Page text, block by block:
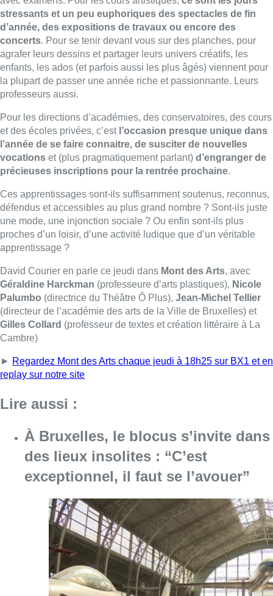
précieuses inscriptions pour la rentrée prochaine.
Ces apprentissages sont-ils suffisamment soutenus, reconnus,
défendus et accessibles au plus grand nombre ? Sont-ils juste
une mode, une injonction sociale ? Ou enfin sont-ils plus
proches d’un loisir, d’une activité ludique que d’un véritable
apprentissage ?
Géraldine Harckman(professeure d’arts plastiques),Nicole
Palumbo(directrice du Théâtre Ô Plus),Jean-Michel Tellier
(directeur de l’académie des arts de la Ville de Bruxelles) et
Gilles Collard(professeur de textes et création littéraire à La
Cambre)
►Regardez Mont des Arts chaque jeudi à 18h25 sur BX1 et en
replay sur notre site
Lire aussi :
À Bruxelles, le blocus s’invite dans
des lieux insolites : “C’est
exceptionnel, il faut se l’avouer”
06 août 2026Consulter l'article "À Bruxelles, le blocus
Saint-Géry : un ancien bras de la
Senne et une ancienne brasserie